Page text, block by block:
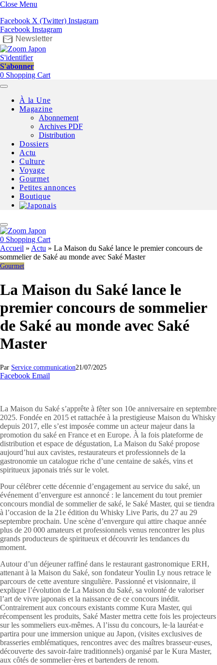
Close Menu
Facebook X (Twitter) Instagram
Facebook Instagram
Newsletter
S'identifier
S'abonner
0 Shopping Cart
À la Une
Magazine
Abonnement
Archives PDF
Distribution
Dossiers
Actu
Culture
Voyage
Gourmet
Petites annonces
Boutique
0 Shopping Cart
Accueil » Actu » La Maison du Saké lance le premier concours de
sommelier de Saké au monde avec Saké Master
Gourmet
La Maison du Saké lance le
premier concours de sommelier
de Saké au monde avec Saké
Master
Par Service communication21/07/2025
Facebook Email
La Maison du Saké s’apprête à fêter son 10e anniversaire en septembre
2025. Fondée en 2015 et rattachée à la prestigieuse Maison du Whisky
depuis 2017, elle s’est imposée comme un acteur majeur dans la
promotion du saké en France et en Europe. À la fois plateforme de
distribution et espace de dégustation, La Maison du Saké propose
aujourd’hui aux cavistes, restaurateurs et professionnels de la
gastronomie un catalogue riche d’une centaine de sakés, vins et
spiritueux japonais triés sur le volet.
Pour célébrer cette décennie d’engagement au service du saké, un
événement d’envergure est annoncé : le lancement du tout premier
concours mondial de sommelier de saké, le Saké Master, qui se tiendra
à l’occasion de la 21e édition du Whisky Live Paris, du 27 au 29
septembre prochain. Une scène d’envergure qui attire chaque année
plus de 20 000 amateurs et professionnels venus rencontrer les plus
grands producteurs de spiritueux et découvrir les tendances du
moment.
Autour d’un déjeuner raffiné dans le restaurant gastronomique ERH,
attenant à la Maison du Saké, son fondateur Youlin Ly nous retrace le
parcours de cette aventure singulière. Passionné et visionnaire, il
explique l’évolution de La Maison du Saké, sa volonté de valoriser
l’art de vivre japonais et la naissance de ce concours inédit.
Contrairement aux concours existants comme Kura Master, qui
récompensent les produits, Saké Master mettra cette fois les projecteurs
sur les sommeliers eux-mêmes. A l’issu du concours, le·la lauréat·e
partira pour une immersion unique au Japon, (visites exclusives de
brasseries emblématiques, rencontres avec des maîtres brasseur·euses,
découverte des savoir-faire traditionnels) organisé par le Kura Master,
aux côtés de sommelier·ères et bartenders de renom.